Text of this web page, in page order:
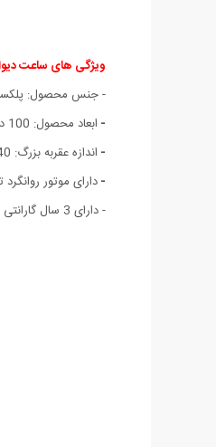
ویژگی های ساعت
- جنس محصول:
- ابعاد محصول: 100 در 100 سانتی متر
- اندازه عقربه بزرگ: 40 سانتی متر
-دارای موتور روانگرد
- دارای 3 سال گارانتی تعویض